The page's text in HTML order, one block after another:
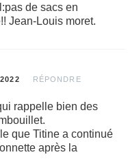
de sacs en
Jean-Louis moret.
RÉPONDRE
rappelle bien des
que Titine a continué
après la